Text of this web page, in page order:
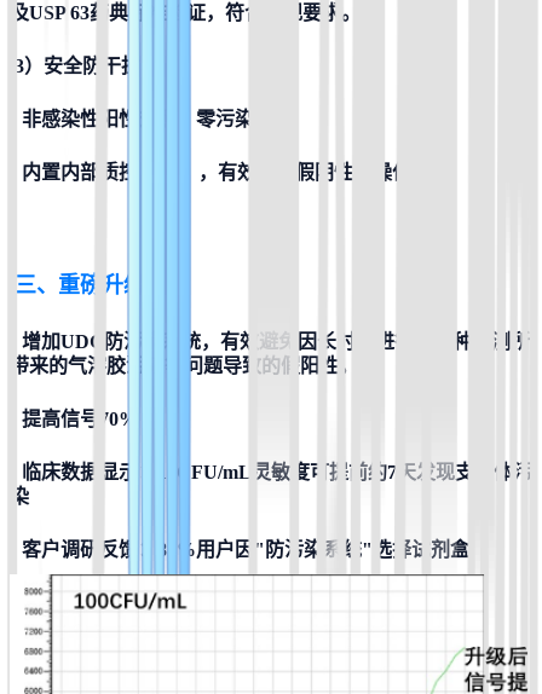
及USP 63药典标准验证，符合法规要求。
3）安全防干扰
非感染性阳性对照，零污染风险
内置内部质控（IC），有效规避假阴性及操作误差
三、重磅升级
增加UDG防污染系统，有效避免因长时间进行同一种检测所
带来的气溶胶污染等问题导致的假阳性。
提高信号70%
临床数据显示：10CFU/mL灵敏度可提前约7天发现支原体污
染
客户调研反馈：83%用户因"防污染系统"选择试剂盒